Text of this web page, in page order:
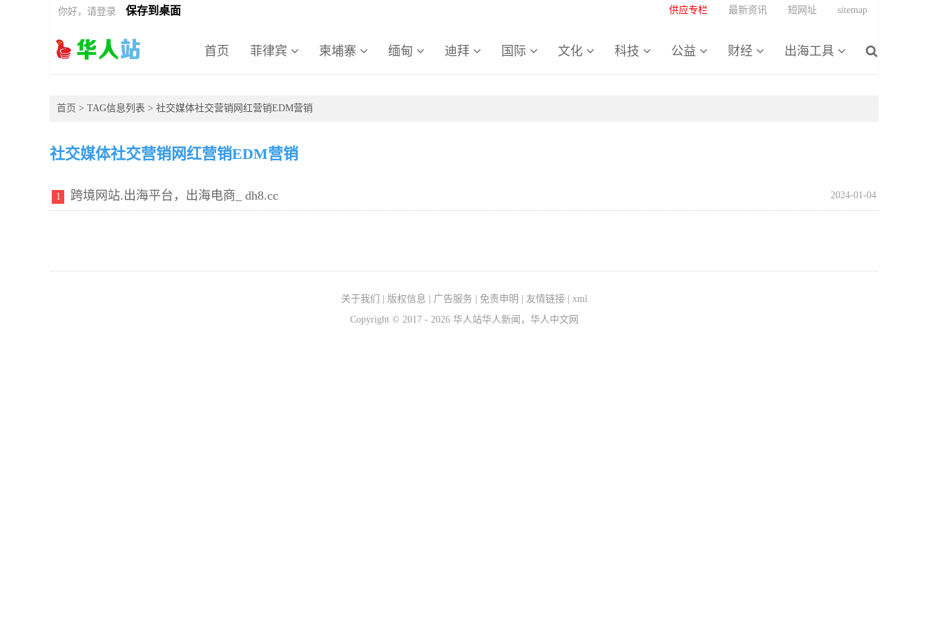
首页 菲律宾 柬埔寨 缅甸 迪拜 国际 文化 科技 公益 财经 出海工具
你好，请登录 保存到桌面 供应专栏 最新资讯 短网址 sitemap
首页 > TAG信息列表 > 社交媒体社交营销网红营销EDM营销
社交媒体社交营销网红营销EDM营销
2024-01-04
1 跨境网站.出海平台，出海电商_ dh8.cc
关于我们 版权信息 广告服务 免责申明 友情链接| xml
Copyright © 2017 - 2026 华人站华人新闻，华人中文网